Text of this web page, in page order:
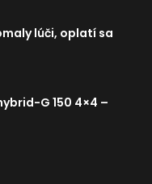
lúči, oplatí sa
G 150 4×4 –